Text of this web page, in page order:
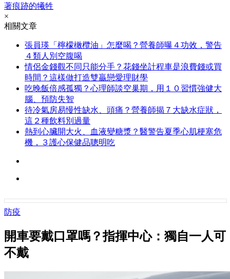
著痕跡的犧牲
×
相關文章
張員瑛「檸檬橄欖油」怎麼喝？營養師曝４功效，警告
４類人別空腹喝
情侶金錢觀不同只能分手？花錢坐計程車是浪費錢或買
時間？這樣做打造雙贏戀愛理財學
吃晚飯倍感孤獨？心理師談空巢期，用１０習慣強健大
腦、預防失智
待冷氣房易慢性缺水、頭痛？營養師揭７大缺水症狀，
這２種飲料別過量
熱到心臟開大火、血液變糖漿？醫警告夏季心肌梗塞危
機，３護心保健品聰明吃
防疫
開車要戴口罩嗎？指揮中心：獨自一人可
不戴